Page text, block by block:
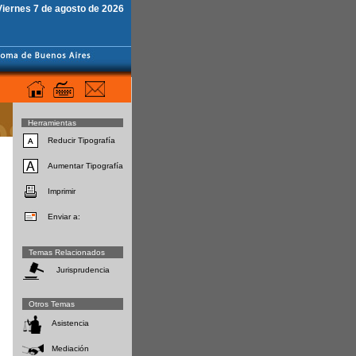
7 de agosto de 2026
Herramientas
Reducir Tipografía
Aumentar Tipografía
Imprimir
Enviar a:
Temas Relacionados
Jurisprudencia
Otros Temas
Asistencia
Mediación